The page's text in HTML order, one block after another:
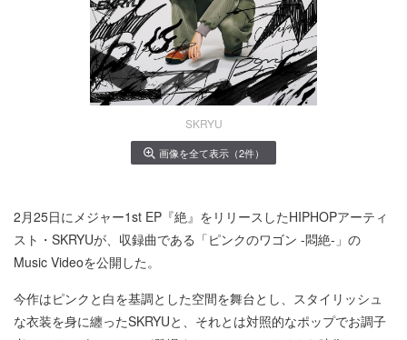
SKRYU
画像を全て表示（2件）
2月25日にメジャー1st EP『絶』をリリースしたHIPHOPアーティ
スト・SKRYUが、収録曲である「ピンクのワゴン -悶絶-」の
Music Videoを公開した。
今作はピンクと白を基調とした空間を舞台とし、スタイリッシュ
な衣装を身に纏ったSKRYUと、それとは対照的なポップでお調子